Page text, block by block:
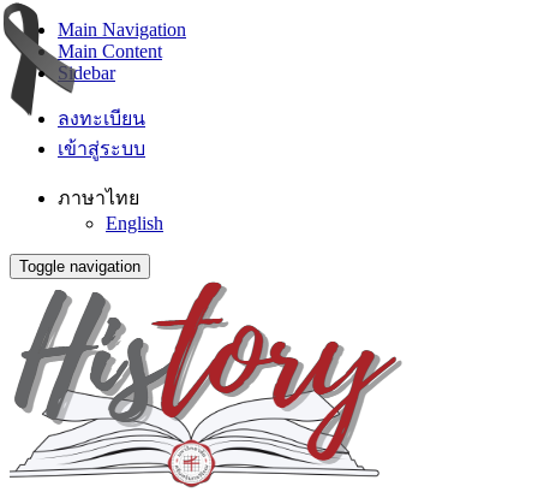
Main Navigation
Main Content
Sidebar
ลงทะเบียน
เข้าสู่ระบบ
ภาษาไทย
English
Toggle navigation